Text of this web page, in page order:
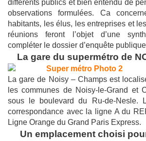
différents publics et bien entendu de
observations formulées. Ca
habitants, les élus, les entreprises et
réunions feront l’objet d’une
compléter le dossier d’enquête
La gare du supermétro de
La gare de Noisy – Champs est
les communes de Noisy-le-Grand et
sous le boulevard du Ru-de-Nesle.
correspondance avec la ligne A du
Ligne Orange du Grand Paris Express.
Un emplacement choisi